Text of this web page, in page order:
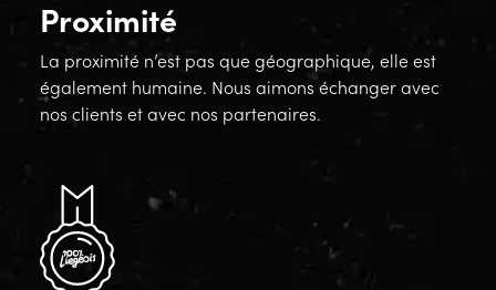
Proximité
La proximité n’est pas que géographique, elle est
également humaine. Nous aimons échanger avec
nos clients et avec nos partenaires.